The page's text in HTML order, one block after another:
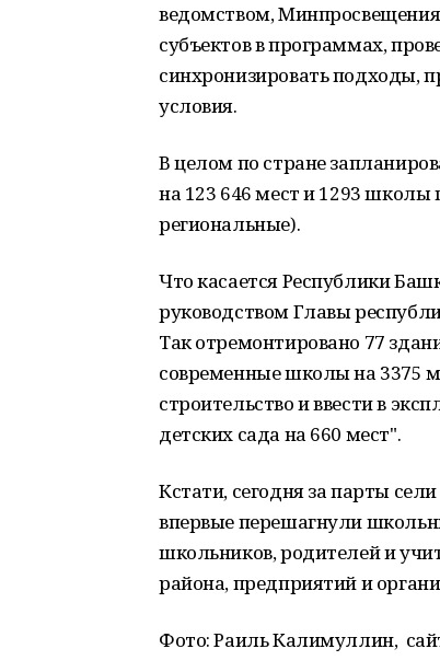
ведомством,
субъектов в программах,
синхронизировать подходы,
условия.
В целом по стране
на 123 646 мест и 1293 школы
региональные).
Что касается Республики
руководством Главы
Так отремонтировано 77
современные школы на 3375
строительство и ввести в
детских сада на 660 мест".
Кстати, сегодня за парты
впервые перешагнули
школьников, родителей и
района, предприятий и
Фото: Раиль Калимуллин,